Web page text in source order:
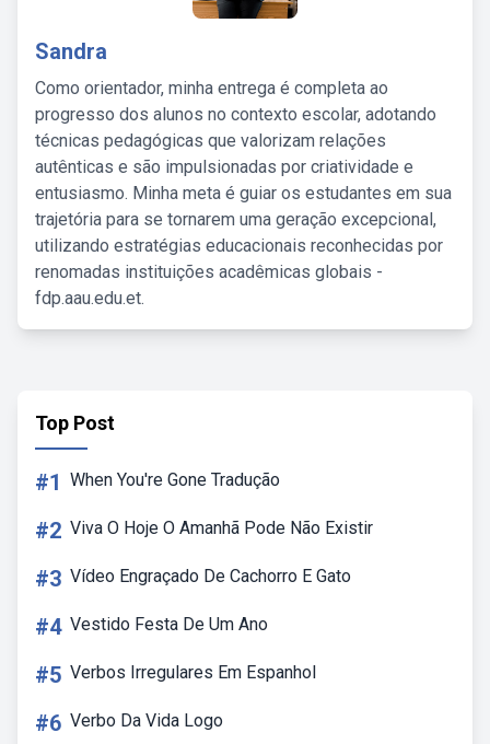
Sandra
Como orientador, minha entrega é completa ao
progresso dos alunos no contexto escolar, adotando
técnicas pedagógicas que valorizam relações
autênticas e são impulsionadas por criatividade e
entusiasmo. Minha meta é guiar os estudantes em sua
trajetória para se tornarem uma geração excepcional,
utilizando estratégias educacionais reconhecidas por
renomadas instituições acadêmicas globais -
fdp.aau.edu.et.
Top Post
#1 When You're Gone Tradução
#2 Viva O Hoje O Amanhã Pode Não Existir
#3 Vídeo Engraçado De Cachorro E Gato
#4 Vestido Festa De Um Ano
#5 Verbos Irregulares Em Espanhol
#6 Verbo Da Vida Logo